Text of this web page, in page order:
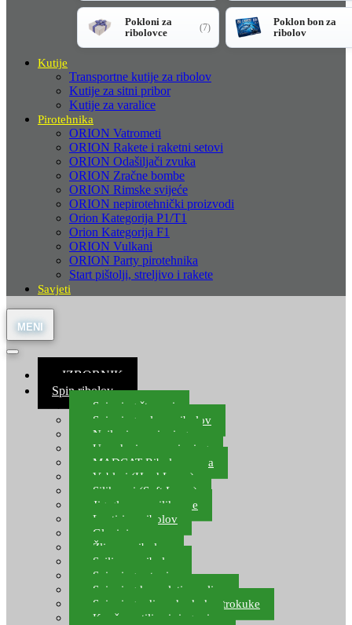
Pokloni za
ribolovce
(7)
Poklon bon za
ribolov
Kutije
Transportne kutije za ribolov
Kutije za sitni pribor
Kutije za varalice
Pirotehnika
ORION Vatrometi
ORION Rakete i raketni setovi
ORION Odašiljači zvuka
ORION Zračne bombe
ORION Rimske svijeće
ORION nepirotehnički proizvodi
Orion Kategorija P1/T1
Orion Kategorija F1
ORION Vulkani
ORION Party pirotehnika
Start pištolji, streljivo i rakete
Savjeti
≡ IZBORNIK
Spin ribolov
Spinning štapovi
Spinning role za ribolov
Najloni za spinning
Upredenice za spinning
MADCAT Ribolov soma
Vobleri (Hard Lures)
Silikonci (Soft Lures)
Jig glave za silikonce
Leptiri za ribolov
Glavinjare
Žlice za ribolov
Sajlice za ribolov
Spinning setovi
Spinning kompleti varalica
Spinning udice, dvokuke, trokuke
Kopče, vrtilice i ringovi